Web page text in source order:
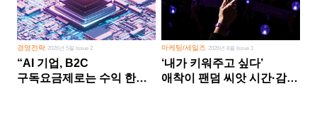
경영전략 2026년 5월 Issue 2
“AI 기업, B2C
구독요금제로는 수익 한계
마케팅/세일즈 2026년 8월 Issue 1
‘내가 키워주고 싶다’
애착이 팬덤 씨앗 시간·감정